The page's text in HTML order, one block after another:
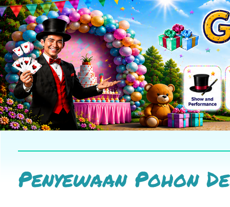
Penyewaan Pohon